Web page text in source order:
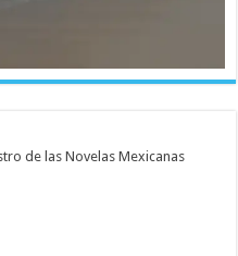
de las Novelas Mexicanas